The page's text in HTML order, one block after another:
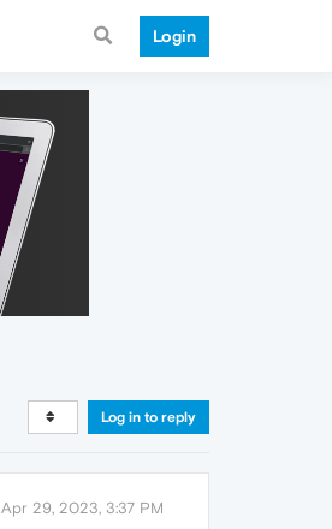
Login
Log in to reply
Apr 29, 2023, 3:37 PM